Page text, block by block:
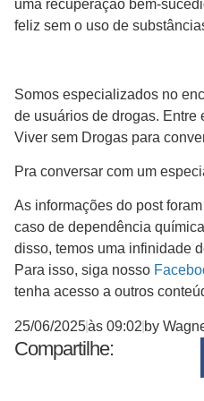
uma recuperação bem-
feliz sem o uso de
Somos especializados no
de usuários de drogas. Entre
Viver sem Drogas para
Pra conversar com um
As informações do post
caso de dependência
disso, temos uma infinidade
Para isso, siga nosso
tenha acesso a outros
25/06/2025às 09:02 by
Compartilhe: